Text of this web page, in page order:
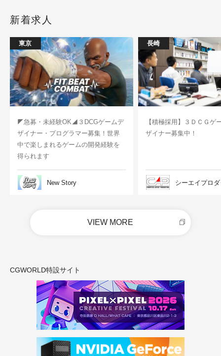
新着求人
東京
◤急募・未経験OK◢３DCGゲームデ
ザイナー・プログラマー募集！世界
中で楽しまれるゲームの開発経験を
得られます
New Story
長崎
【積極採用】３ＤＣＧゲ
ザイナー募集中！
シーエイプロ
VIEW MORE
CGWORLD特設サイト